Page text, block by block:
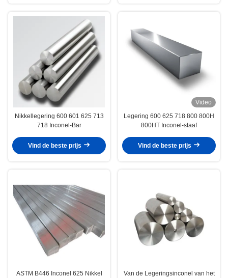
Nikkellegering 600 601 625 713
718 Inconel-Bar
Vind de beste prijs
Video
Legering 600 625 718 800 800H
800HT Inconel-staaf
Vind de beste prijs
ASTM B446 Inconel 625 Nikkel
Van de Legeringsinconel van het